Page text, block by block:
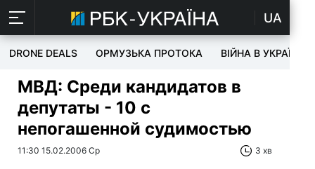
UA
DRONE DEALS ОРМУЗЬКА ПРОТОКА ВІЙНА В УКРАЇНІ
МВД: Среди кандидатов в
депутаты - 10 с
непогашенной судимостью
11:30 15.02.2006 Ср 3 хв